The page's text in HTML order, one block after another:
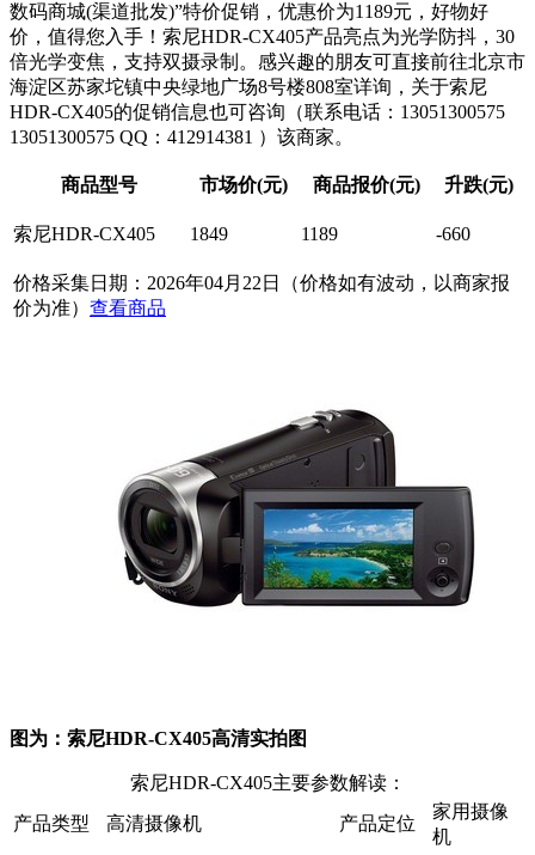
数码商城(渠道批发)”特价促销，优惠价为1189元，好物好
价，值得您入手！索尼HDR-CX405产品亮点为光学防抖，30
倍光学变焦，支持双摄录制。感兴趣的朋友可直接前往北京市
海淀区苏家坨镇中央绿地广场8号楼808室详询，关于索尼
HDR-CX405的促销信息也可咨询（联系电话：13051300575
13051300575 QQ：412914381 ）该商家。
商品型号 市场价(元) 商品报价(元) 升跌(元)
索尼HDR-CX405 1849 1189 -660
价格采集日期：2026年04月22日（价格如有波动，以商家报
价为准） 查看商品
图为：索尼HDR-CX405高清实拍图
索尼HDR-CX405主要参数解读：
产品类型
高清摄像机 产品定位
家用摄像
机